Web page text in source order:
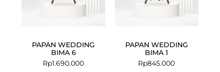
PAPAN WEDDING
BIMA 6
Rp1.690.000
PAPAN WEDDING
BIMA 1
Rp845.000